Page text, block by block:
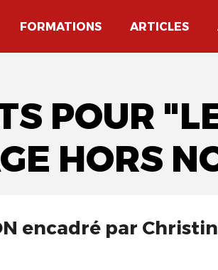
FORMATIONS ARTICLES
POUR
HORS
encadré par